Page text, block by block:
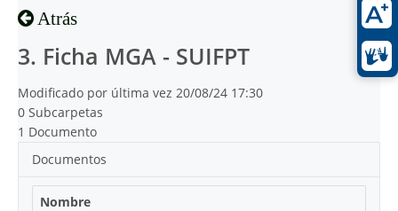
Atrás
3. Ficha MGA - SUIFPT
Modificado por última vez 20/08/24 17:30
0 Subcarpetas
1 Documento
Documentos
Nombre